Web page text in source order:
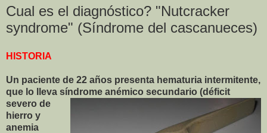
Cual es el diagnóstico? "Nutcracker
syndrome" (Síndrome del cascanueces)
HISTORIA
Un paciente de 22 años presenta hematuria intermitente,
que lo lleva síndrome anémico secundario (déficit
severo de
hierro y
anemia